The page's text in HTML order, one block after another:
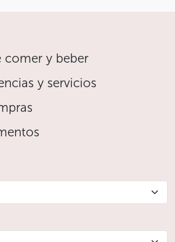
comer y beber
y servicios